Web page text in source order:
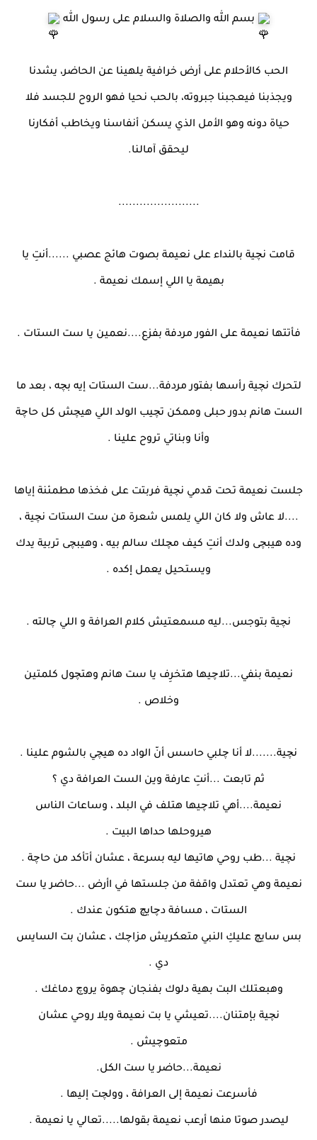
بسم الله والصلاة والسلام على رسول الله
الحب كالأحلام على أرض خرافية يلهينا عن الحاضر، يشدنا
ويجذبنا فيعجبنا جبروته، بالحب نحيا فهو الروح للجسد فلا
حياة دونه وهو الأمل الذي يسكن أنفاسنا ويخاطب أفكارنا
ليحقق آمالنا.
.......................
قامت نچية بالنداء على نعيمة بصوت هائج عصبي ......أنتِ يا
بهيمة يا اللي إسمك نعيمة .
فأتتها نعيمة على الفور مردفة بفزع....نعمين يا ست الستات .
لتحرك نچية رأسها بفتور مردفة...ست الستات إيه بچه ، بعد ما
الست هانم بدور حبلى وممكن تچيب الولد اللي هيچش كل حاچة
وأنا وبناتي تروح علينا .
جلست نعيمة تحت قدمي نچية فربتت على فخذها مطمئنة إياها
....لا عاش ولا كان اللي يلمس شعرة من ست الستات نچية ،
وده هيبچى ولدك أنتِ كيف مچلك سالم بيه ، وهيبچى تربية يدك
ويستحيل يعمل إكده .
نچية بتوجس...ليه مسمعتيش كلام العرافة و اللي چالته .
نعيمة بنفي...تلاچيها هتخرِف يا ست هانم وهتچول كلمتين
وخلاص .
نچية.......لا أنا چلبي حاسس أنّ الواد ده هيچي بالشوم علينا .
ثم تابعت ...أنتِ عارفة وين الست العرافة دي ؟
نعيمة....أهي تلاچيها هتلف في البلد ، وساعات الناس
هيروحلها حداها البيت .
نچية ...طب روحي هاتيها ليه بسرعة ، عشان أتأكد من حاچة .
نعيمة وهي تعتدل واقفة من جلستها في اأرض ...حاضر يا ست
الستات ، مسافة دچايچ هتكون عندك .
بس سايچ عليكِ النبي متعكريش مزاچك ، عشان بت السايس
دي .
وهبعتلك البت بهية دلوك بفنجان چهوة يروچ دماغك .
نچية بإمتنان....تعيشي يا بت نعيمة ويلا روحي عشان
متعوچيش .
نعيمة...حاضر يا ست الكل.
فأسرعت نعيمة إلى العرافة ، وولچت إليها .
ليصدر صوتا منها أرعب نعيمة بقولها.....تعالي يا نعيمة .